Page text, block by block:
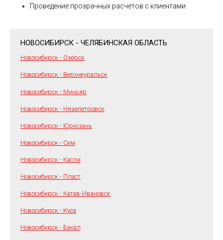
Проведение прозрачных расчетов с клиентами.
НОВОСИБИРСК - ЧЕЛЯБИНСКАЯ ОБЛАСТЬ
Новосибирск - Озёрск
Новосибирск - Верхнеуральск
Новосибирск - Миньяр
Новосибирск - Нязепетровск
Новосибирск - Юрюзань
Новосибирск - Сим
Новосибирск - Касли
Новосибирск - Пласт
Новосибирск - Катав-Ивановск
Новосибирск - Куса
Новосибирск - Бакал